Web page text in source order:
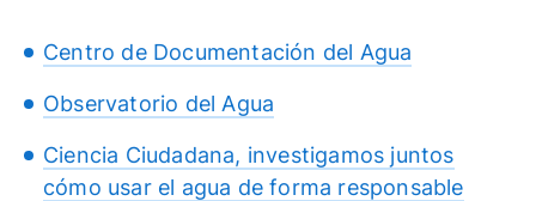
Centro de Documentación del Agua
Observatorio del Agua
Ciencia Ciudadana, investigamos juntos
cómo usar el agua de forma responsable